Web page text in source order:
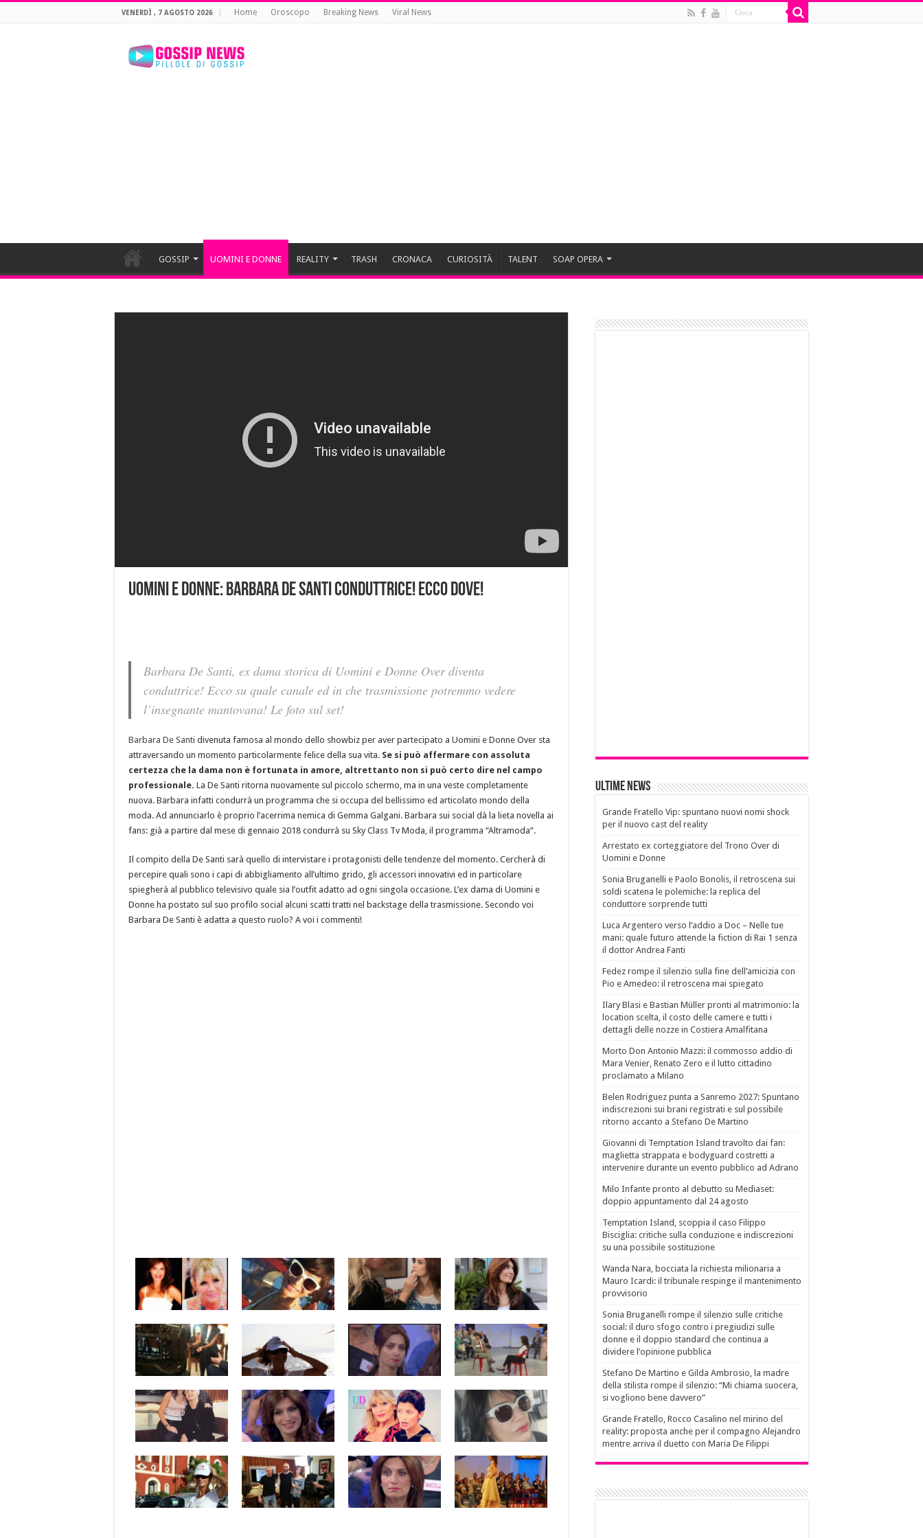
VENERDÌ , 7 AGOSTO 2026 Home Oroscopo Breaking News Viral News
GOSSIP UOMINI E DONNE REALITY TRASH CRONACA CURIOSITÀ TALENT SOAP OPERA
Uomini e Donne: Barbara De Santi conduttrice! Ecco dove!
Barbara De Santi, ex dama storica di Uomini e Donne Over diventa
conduttrice! Ecco su quale canale ed in che trasmissione potremmo vedere
l’insegnante mantovana! Le foto sul set!
Barbara De Santi divenuta famosa al mondo dello showbiz per aver partecipato a Uomini e Donne Over sta
attraversando un momento particolarmente felice della sua vita. Se si può affermare con assoluta
certezza che la dama non è fortunata in amore, altrettanto non si può certo dire nel campo
professionale. La De Santi ritorna nuovamente sul piccolo schermo, ma in una veste completamente
nuova. Barbara infatti condurrà un programma che si occupa del bellissimo ed articolato mondo della
moda. Ad annunciarlo è proprio l’acerrima nemica di Gemma Galgani. Barbara sui social dà la lieta novella ai
fans: già a partire dal mese di gennaio 2018 condurrà su Sky Class Tv Moda, il programma “Altramoda”.
Il compito della De Santi sarà quello di intervistare i protagonisti delle tendenze del momento. Cercherà di
percepire quali sono i capi di abbigliamento all’ultimo grido, gli accessori innovativi ed in particolare
spiegherà al pubblico televisivo quale sia l’outfit adatto ad ogni singola occasione. L’ex dama di Uomini e
Donne ha postato sul suo profilo social alcuni scatti tratti nel backstage della trasmissione. Secondo voi
Barbara De Santi è adatta a questo ruolo? A voi i commenti!
Ultime News
Grande Fratello Vip: spuntano nuovi nomi shock
per il nuovo cast del reality
Arrestato ex corteggiatore del Trono Over di
Uomini e Donne
Sonia Bruganelli e Paolo Bonolis, il retroscena sui
soldi scatena le polemiche: la replica del
conduttore sorprende tutti
Luca Argentero verso l’addio a Doc – Nelle tue
mani: quale futuro attende la fiction di Rai 1 senza
il dottor Andrea Fanti
Fedez rompe il silenzio sulla fine dell’amicizia con
Pio e Amedeo: il retroscena mai spiegato
Ilary Blasi e Bastian Müller pronti al matrimonio: la
location scelta, il costo delle camere e tutti i
dettagli delle nozze in Costiera Amalfitana
Morto Don Antonio Mazzi: il commosso addio di
Mara Venier, Renato Zero e il lutto cittadino
proclamato a Milano
Belen Rodriguez punta a Sanremo 2027: Spuntano
indiscrezioni sui brani registrati e sul possibile
ritorno accanto a Stefano De Martino
Giovanni di Temptation Island travolto dai fan:
maglietta strappata e bodyguard costretti a
intervenire durante un evento pubblico ad Adrano
Milo Infante pronto al debutto su Mediaset:
doppio appuntamento dal 24 agosto
Temptation Island, scoppia il caso Filippo
Bisciglia: critiche sulla conduzione e indiscrezioni
su una possibile sostituzione
Wanda Nara, bocciata la richiesta milionaria a
Mauro Icardi: il tribunale respinge il mantenimento
provvisorio
Sonia Bruganelli rompe il silenzio sulle critiche
social: il duro sfogo contro i pregiudizi sulle
donne e il doppio standard che continua a
dividere l’opinione pubblica
Stefano De Martino e Gilda Ambrosio, la madre
della stilista rompe il silenzio: “Mi chiama suocera,
si vogliono bene davvero”
Grande Fratello, Rocco Casalino nel mirino del
reality: proposta anche per il compagno Alejandro
mentre arriva il duetto con Maria De Filippi